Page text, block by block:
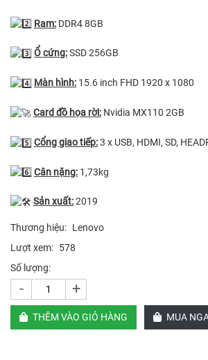
Ram: DDR4 8GB
Ổ cứng:SSD 256GB
Màn hình: 15.6 inch FHD 1920 x 1080
Card đồ họa rời: Nvidia MX110 2GB
Cổng giao tiếp:3 x USB, HDMI, SD,
Cân nặng: 1,73kg
Sản xuất:2019
Thương hiệu: Lenovo
Lượt xem: 578
Số lượng:
- +
THÊM VÀO GIỎ HÀNG MUA